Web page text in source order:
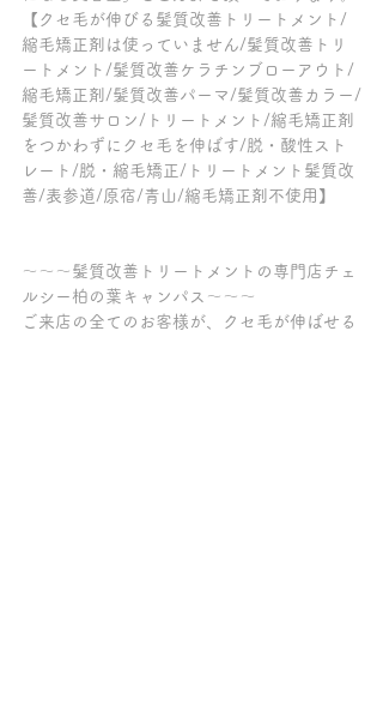
【クセ毛が伸びる髪質改善トリートメント/
縮毛矯正剤は使っていません/髪質改善トリ
ートメント/髪質改善ケラチンブローアウト/
縮毛矯正剤/髪質改善パーマ/髪質改善カラー/
髪質改善サロン/トリートメント/縮毛矯正剤
をつかわずにクセ毛を伸ばす/脱・酸性スト
レート/脱・縮毛矯正/トリートメント髪質改
善/表参道/原宿/青山/縮毛矯正剤不使用】
～～～髪質改善トリートメントの専門店チェ
ルシー柏の葉キャンパス～～～
ご来店の全てのお客様が、クセ毛が伸ばせる